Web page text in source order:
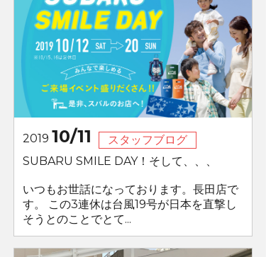
2019 10/11
スタッフブログ
SUBARU SMILE DAY！そして、、、
いつもお世話になっております。長田店で
す。 この3連休は台風19号が日本を直撃し
そうとのことでとて...